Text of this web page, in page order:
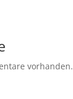
vorhanden.